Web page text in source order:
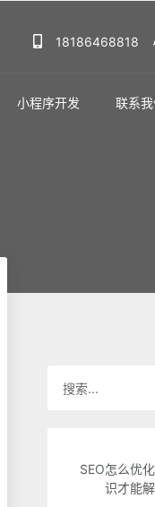
18186468818
小程序开发 联系我
SEO怎么优
识才能